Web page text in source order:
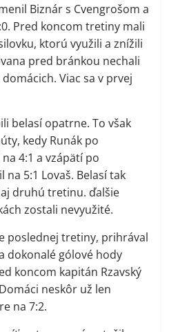
Biznár s Cvengrošom a
Pred koncom tretiny mali
ktorú využili a znížili
pred bránkou nechali
Viac sa v prvej
belasí opatrne. To však
kedy Runák po
4:1 a vzápätí po
na 5:1 Lovaš. Belasí tak
druhú tretinu. ďalšie
zostali nevyužité.
poslednej tretiny, prihrával
dokonalé gólové hody
koncom kapitán Rzavský
neskôr už len
na 7:2.